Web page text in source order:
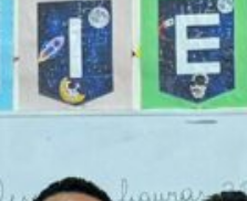
Las Canteras celebró 161 años
y compromiso con la
pública